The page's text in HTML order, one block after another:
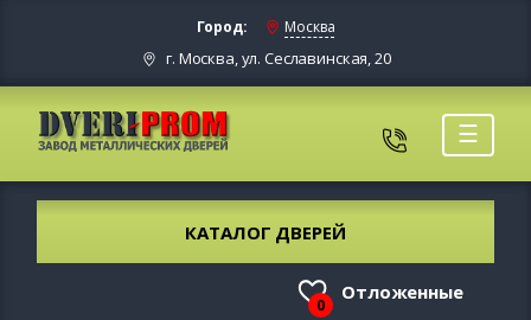
Город: Москва
г. Москва, ул. Сеславинская, 20
☰
КАТАЛОГ ДВЕРЕЙ
0
Отложенные